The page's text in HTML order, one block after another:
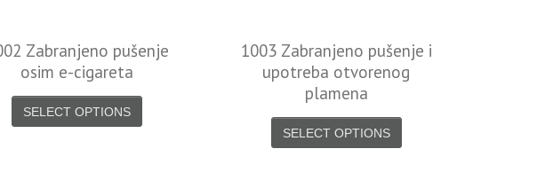
Zabranjeno pušenje
osim e-cigareta
SELECT OPTIONS
1003 Zabranjeno pušenje i
upotreba otvorenog
plamena
SELECT OPTIONS